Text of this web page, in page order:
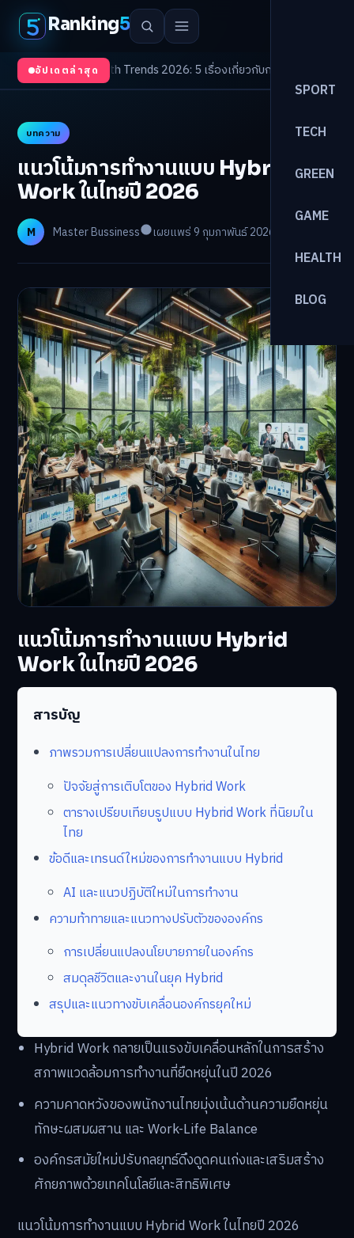
Ranking5
SPORT
TECH
GREEN
GAME
HEALTH
BLOG
อัปเดตล่าสุด
Health Trends 2026: 5 เรื่องเกี่ยวกับการแพทย์ที่ควรรู้
บทความ
แนวโน้มการทำงานแบบ Hybrid
Work ในไทยปี 2026
M Master Bussiness เผยแพร่ 9 กุมภาพันธ์ 2026
แนวโน้มการทำงานแบบ Hybrid
Work ในไทยปี 2026
สารบัญ
ภาพรวมการเปลี่ยนแปลงการทำงานในไทย
ปัจจัยสู่การเติบโตของ Hybrid Work
ตารางเปรียบเทียบรูปแบบ Hybrid Work ที่นิยมใน
ไทย
ข้อดีและเทรนด์ใหม่ของการทำงานแบบ Hybrid
AI และแนวปฏิบัติใหม่ในการทำงาน
ความท้าทายและแนวทางปรับตัวขององค์กร
การเปลี่ยนแปลงนโยบายภายในองค์กร
สมดุลชีวิตและงานในยุค Hybrid
สรุปและแนวทางขับเคลื่อนองค์กรยุคใหม่
Hybrid Work กลายเป็นแรงขับเคลื่อนหลักในการสร้าง
สภาพแวดล้อมการทำงานที่ยืดหยุ่นในปี 2026
ความคาดหวังของพนักงานไทยมุ่งเน้นด้านความยืดหยุ่น
ทักษะผสมผสาน และ Work-Life Balance
องค์กรสมัยใหม่ปรับกลยุทธ์ดึงดูดคนเก่งและเสริมสร้าง
ศักยภาพด้วยเทคโนโลยีและสิทธิพิเศษ
แนวโน้มการทำงานแบบ Hybrid Work ในไทยปี 2026